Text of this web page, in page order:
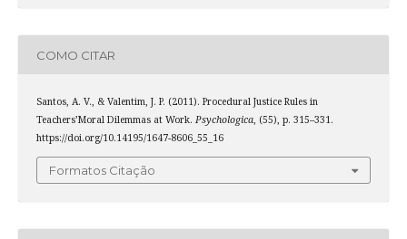
COMO CITAR
Santos, A. V., & Valentim, J. P. (2011). Procedural Justice Rules in
Teachers’Moral Dilemmas at Work. Psychologica, (55), p. 315–331.
https://doi.org/10.14195/1647-8606_55_16
Formatos Citação